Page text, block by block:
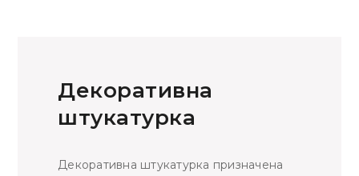
Декоративна
штукатурка
Декоративна штукатурка призначена